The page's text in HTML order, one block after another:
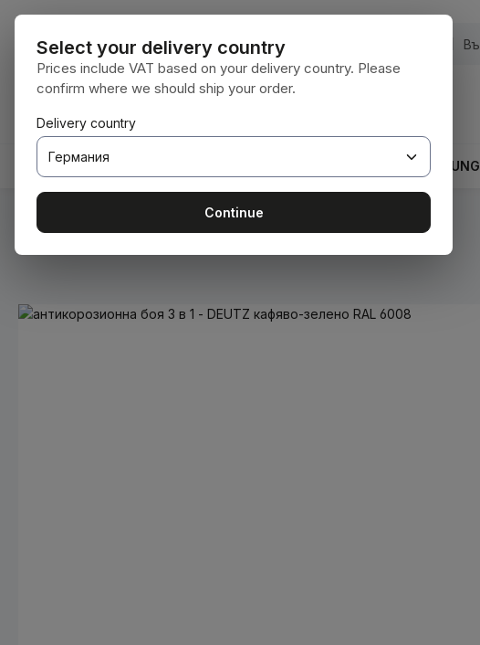
към основното съдържание
Преминете към търсенето
Преминете към основната навигация
НАЧАЛНА СТРАНИЦА BODENBEARBEITUNG
Вие сте тук: Бои и лакове
Пропуснете галерия с изображения
Select your delivery country
Prices include VAT based on your delivery country. Please
confirm where we should ship your order.
Delivery country
Continue